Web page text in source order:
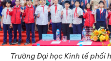
Trường Đại học Kinh tế phối